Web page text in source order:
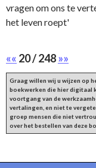
vragen om ons te
het leven roept'
«« 20 / 248»»
Graag willen wij u wijzen op
boekwerken die hier digitaal
voortgang van de
vertalingen, en niet te
groep mensen die niet
over het bestellen van deze